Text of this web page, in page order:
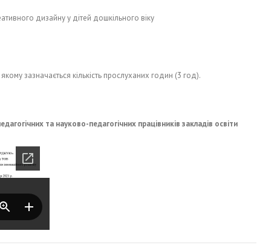
дизайну у дітей дошкільного віку
зазначається кількість прослуханих годин (3 год).
та науково-педагогічних працівників закладів освіти